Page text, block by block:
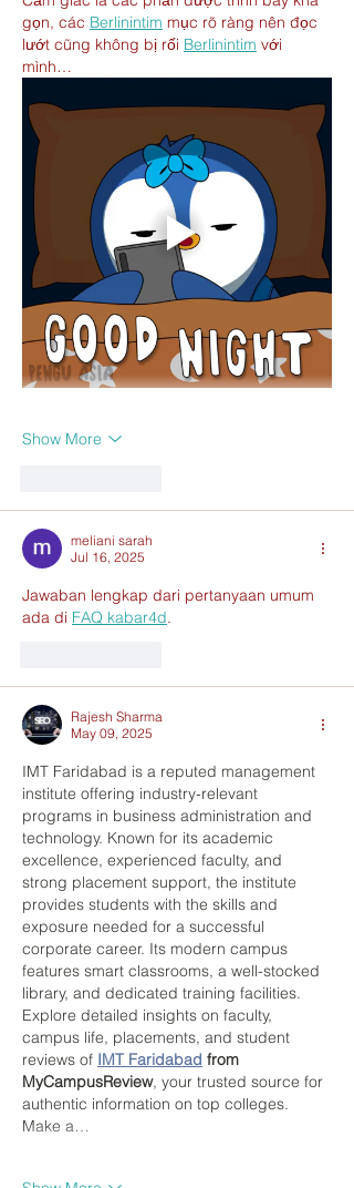
gọn, các Berlinintim mục rõ ràng nên đọc
lướt cũng không bị rối Berlinintim với
mình…
Show More
meliani sarah
Jul 16, 2025
Jawaban lengkap dari pertanyaan umum
ada di FAQ kabar4d.
Rajesh Sharma
May 09, 2025
IMT Faridabad is a reputed management
institute offering industry-relevant
programs in business administration and
technology. Known for its academic
excellence, experienced faculty, and
strong placement support, the institute
provides students with the skills and
exposure needed for a successful
corporate career. Its modern campus
features smart classrooms, a well-stocked
library, and dedicated training facilities.
Explore detailed insights on faculty,
campus life, placements, and student
reviews of IMT Faridabad from
MyCampusReview, your trusted source for
authentic information on top colleges.
Make a…